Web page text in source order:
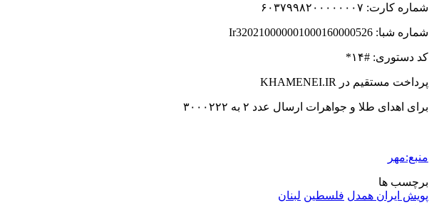
شماره کارت: ۶۰۳۷۹۹۸۲۰۰۰۰۰۰۰۷
شماره شبا: Ir320210000001000160000526
کد دستوری: #۱۴*
پرداخت مستقیم در KHAMENEI.IR
برای اهدای طلا و جواهرات ارسال عدد ٢ به ۳۰۰۰۲۲۲
منبع:مهر
برچسب ها
پویش ایران همدل فلسطین لبنان